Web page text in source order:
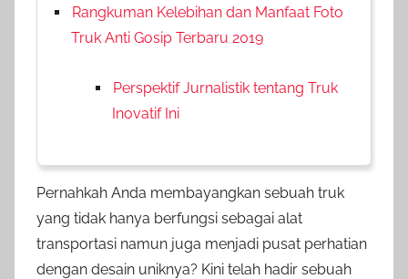
Rangkuman Kelebihan dan Manfaat Foto
Truk Anti Gosip Terbaru 2019
Perspektif Jurnalistik tentang Truk
Inovatif Ini
Pernahkah Anda membayangkan sebuah truk
yang tidak hanya berfungsi sebagai alat
transportasi namun juga menjadi pusat perhatian
dengan desain uniknya? Kini telah hadir sebuah